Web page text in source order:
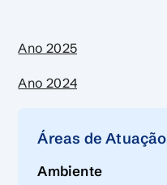
Áreas de Atuação
Ambiente
Ano 2025
Ano 2024